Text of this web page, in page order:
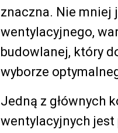
znaczna. Nie mniej
wentylacyjnego,
budowlanej, który
wyborze
Jedną z głównych
wentylacyjnych